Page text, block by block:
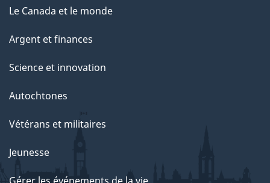
Le Canada et le monde
Argent et finances
Science et innovation
Autochtones
Vétérans et militaires
Jeunesse
Gérer les événements de la vie